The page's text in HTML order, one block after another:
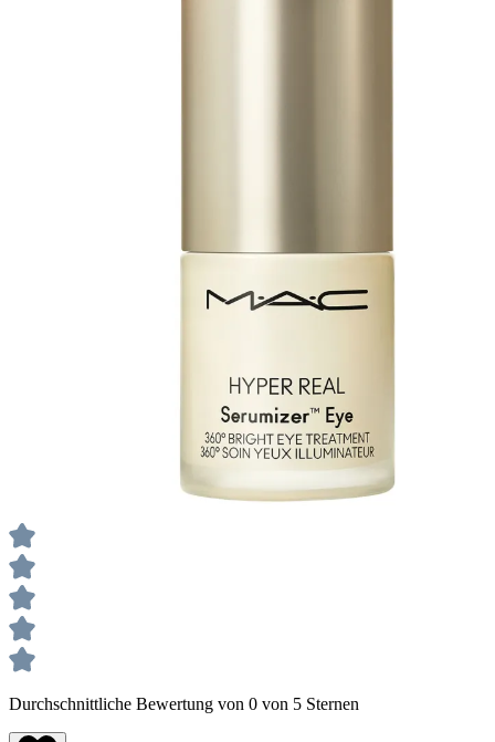
Durchschnittliche Bewertung von 0 von 5 Sternen